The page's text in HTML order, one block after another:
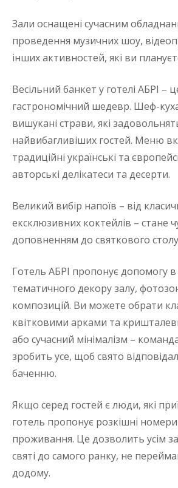
Зали оснащені сучасним
проведення музичних шоу,
інших активностей, які ви
Весільний банкет у готелі АБРІ –
гастрономічний шедевр. Шеф-
вишукані страви, які
найвибагливіших гостей. Меню
традиційні українські та
авторські делікатеси та десерти.
Великий вибір напоїв – від
ексклюзивних коктейлів – стане
доповненням до святкового
Готель АБРІ пропонує допомогу в
тематичного декору залу,
композицій. Ви можете обрати
квітковими арками та
або сучасний мінімалізм –
зробить усе, щоб свято
баченню.
Якщо серед гостей є люди, які
готель пропонує розкішні
проживання. Це дозволить усім
святі до самого ранку, не
додому.